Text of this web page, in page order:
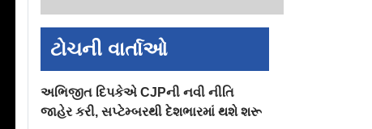
ટોચની વાર્તાઓ
અભિજીત દિપકેએ CJPની નવી નીતિ
જાહેર કરી, સપ્ટેમ્બરથી દેશભારમાં થશે શરૂ